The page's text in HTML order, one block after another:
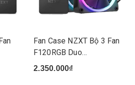
Fan Case NZXT Bộ 3 Fan
F120RGB Duo
Black(Triple...
2.350.000₫